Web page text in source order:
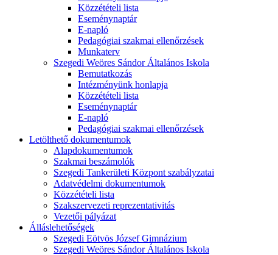
Közzétételi lista
Eseménynaptár
E-napló
Pedagógiai szakmai ellenőrzések
Munkaterv
Szegedi Weöres Sándor Általános Iskola
Bemutatkozás
Intézményünk honlapja
Közzétételi lista
Eseménynaptár
E-napló
Pedagógiai szakmai ellenőrzések
Letölthető dokumentumok
Alapdokumentumok
Szakmai beszámolók
Szegedi Tankerületi Központ szabályzatai
Adatvédelmi dokumentumok
Közzétételi lista
Szakszervezeti reprezentativitás
Vezetői pályázat
Álláslehetőségek
Szegedi Eötvös József Gimnázium
Szegedi Weöres Sándor Általános Iskola